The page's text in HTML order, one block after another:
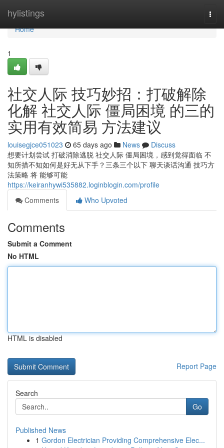
hylistings
Home
Home
1
社交人际 技巧妙招：打破解除
化解 社交人际 僵局困境 的三的
实用有效简易 方法建议
louisegjce051023 65 days ago News
Discuss
想要计划尝试 打破消除逃脱 社交人际 僵局困境，感到觉得面临 不
知所措不知如何是好无从下手？三条三个以下 聊天谈话沟通 技巧方
法策略 将 能够可能
https://keiranhywi535882.loginblogin.com/profile
Comments
Who Upvoted
Comments
Submit a Comment
No HTML
HTML is disabled
Report Page
Search
Go
Published News
1 Gordon Electrician Providing Comprehensive Elec...